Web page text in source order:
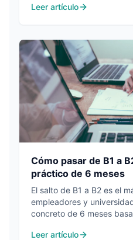
Leer artículo
Cómo pasar de B1 a
práctico de 6 meses
El salto de B1 a B2 es el
empleadores y
concreto de 6 meses
Leer artículo